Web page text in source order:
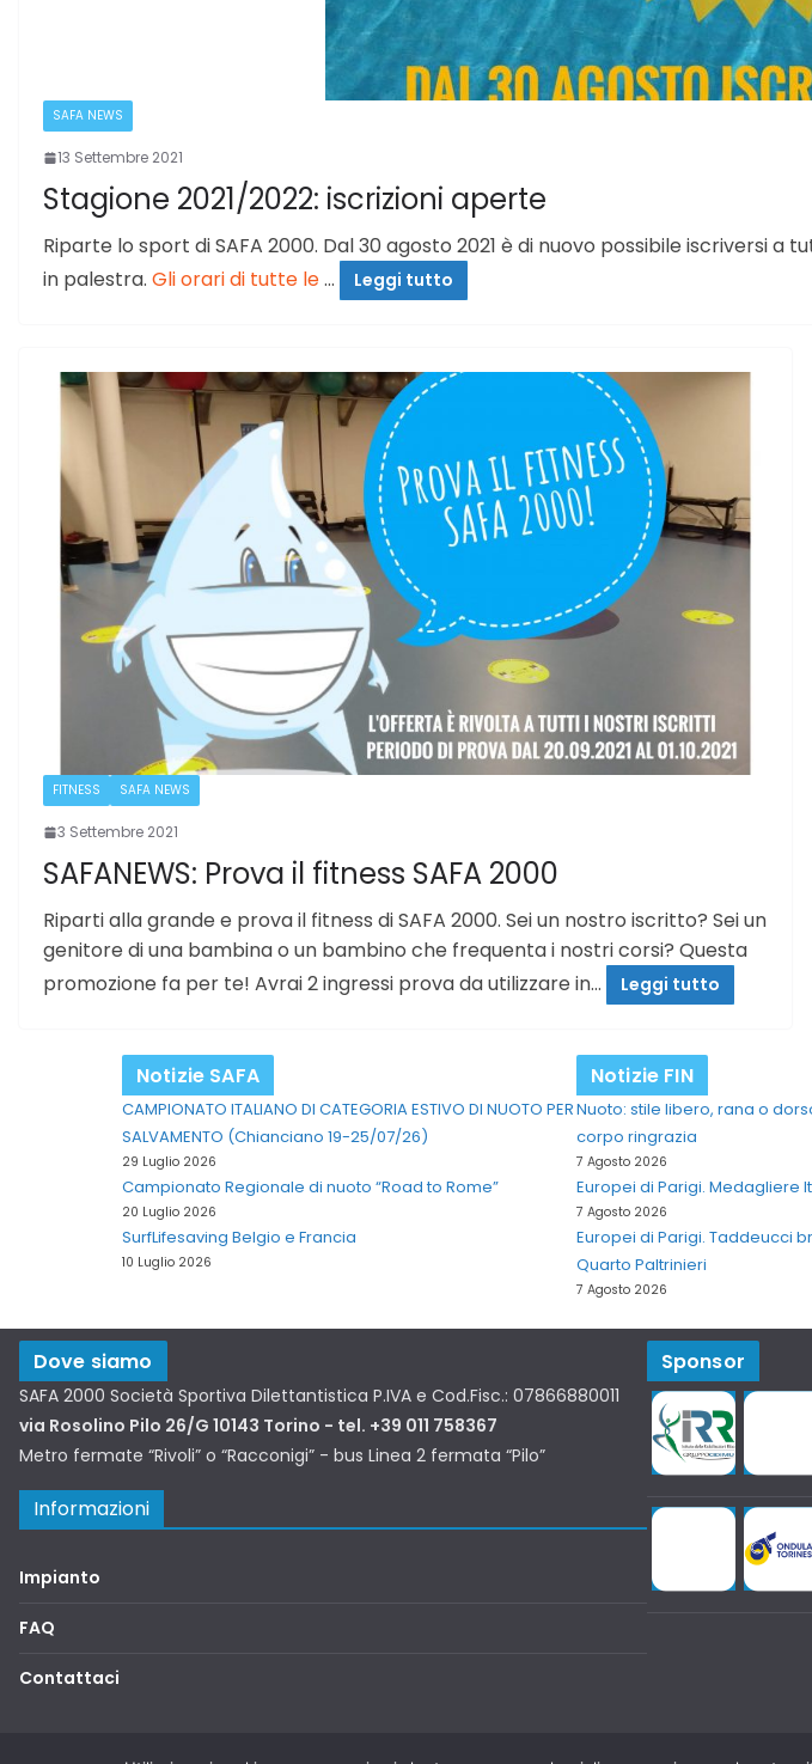
SAFA NEWS
13 Settembre 2021
Stagione 2021/2022: iscrizioni aperte
Riparte lo sport di SAFA 2000. Dal 30 agosto 2021 è di nuovo possibile iscriversi
in palestra. Gli orari di tutte le… Leggi tutto
FITNESS SAFA NEWS
3 Settembre 2021
SAFANEWS: Prova il fitness SAFA 2000
Riparti alla grande e prova il fitness di SAFA 2000. Sei un nostro iscritto? Sei un
genitore di una bambina o un bambino che frequenta i nostri corsi? Questa
promozione fa per te! Avrai 2 ingressi prova da utilizzare in…
Leggi tutto
Notizie SAFA
CAMPIONATO ITALIANO DI CATEGORIA ESTIVO DI NUOTO PER
SALVAMENTO (Chianciano 19-25/07/26)
29 Luglio 2026
Campionato Regionale di nuoto “Road to Rome”
20 Luglio 2026
SurfLifesaving Belgio e Francia
10 Luglio 2026
Notizie FIN
Nuoto: stile libero, rana o
corpo ringrazia
7 Agosto 2026
Europei di Parigi. Medagliere
7 Agosto 2026
Europei di Parigi. Taddeucci
Quarto Paltrinieri
7 Agosto 2026
Dove siamo
SAFA 2000 Società Sportiva Dilettantistica P.IVA e Cod.Fisc.: 07866880011
via Rosolino Pilo 26/G 10143 Torino - tel. +39 011 758367
Metro fermate “Rivoli” o “Racconigi” - bus Linea 2 fermata “Pilo”
Informazioni
Impianto
FAQ
Contattaci
Sponsor
Copyright © 2026 SAFA2000 . Tutti i diritti riservati.